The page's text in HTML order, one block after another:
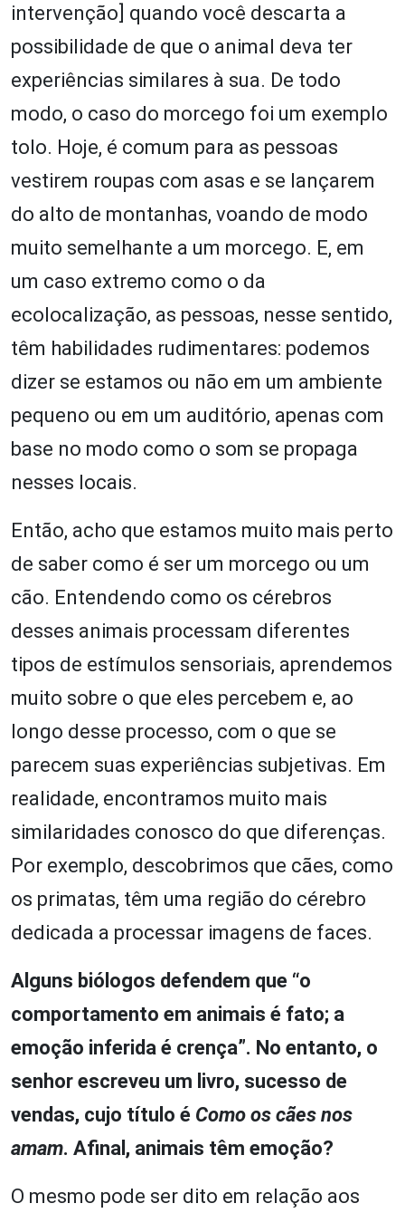
intervenção] quando você descarta a
possibilidade de que o animal deva ter
experiências similares à sua. De todo
modo, o caso do morcego foi um exemplo
tolo. Hoje, é comum para as pessoas
vestirem roupas com asas e se lançarem
do alto de montanhas, voando de modo
muito semelhante a um morcego. E, em
um caso extremo como o da
ecolocalização, as pessoas, nesse sentido,
têm habilidades rudimentares: podemos
dizer se estamos ou não em um ambiente
pequeno ou em um auditório, apenas com
base no modo como o som se propaga
nesses locais.
Então, acho que estamos muito mais perto
de saber como é ser um morcego ou um
cão. Entendendo como os cérebros
desses animais processam diferentes
tipos de estímulos sensoriais, aprendemos
muito sobre o que eles percebem e, ao
longo desse processo, com o que se
parecem suas experiências subjetivas. Em
realidade, encontramos muito mais
similaridades conosco do que diferenças.
Por exemplo, descobrimos que cães, como
os primatas, têm uma região do cérebro
dedicada a processar imagens de faces.
Alguns biólogos defendem que “o
comportamento em animais é fato; a
emoção inferida é crença”. No entanto, o
senhor escreveu um livro, sucesso de
vendas, cujo título é Como os cães nos
amam. Afinal, animais têm emoção?
O mesmo pode ser dito em relação aos